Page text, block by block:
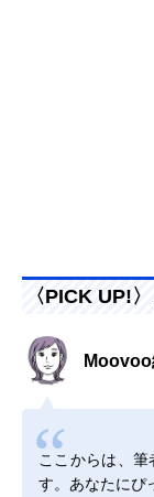
〈PICK UP!
ここからは、
す。あなたにぴ